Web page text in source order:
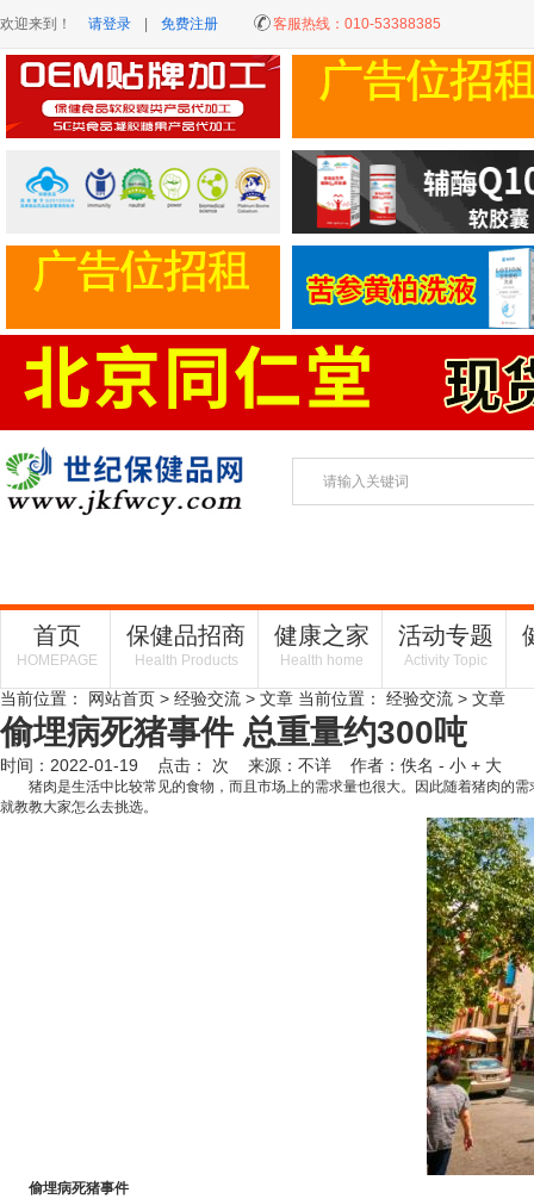
欢迎来到！ 请登录 免费注册 客服热线： 010-53388385
首页
HOMEPAGE
保健品招商
Health Products
健康之家
Health home
活动专题
Activity Topic
当前位置： 网站首页 > 经验交流 > 文章 当前位置： 经验交流 > 文章
偷埋病死猪事件 总重量约300吨
时间：2022-01-19 点击： 次 来源：不详 作者：佚名 - 小 + 大
猪肉是生活中比较常见的食物，而且市场上的需求量也很大。因此随着猪肉的需
就教教大家怎么去挑选。
偷埋病死猪事件